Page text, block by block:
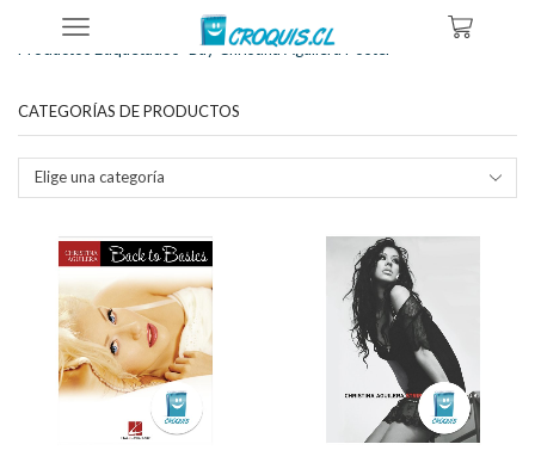
Tienda
Productos Etiquetados “buy Christina Aguilera Poster”
CATEGORÍAS DE PRODUCTOS
Elige una categoría